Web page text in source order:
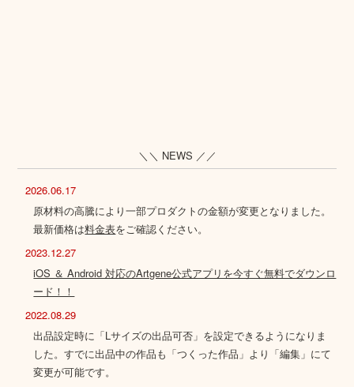
＼＼ NEWS ／／
2026.06.17
原材料の高騰により一部プロダクトの金額が変更となりました。
最新価格は料金表をご確認ください。
2023.12.27
iOS ＆ Android 対応のArtgene公式アプリを今すぐ無料でダウンロ
ード！！
2022.08.29
出品設定時に「Lサイズの出品可否」を設定できるようになりま
した。すでに出品中の作品も「つくった作品」より「編集」にて
変更が可能です。